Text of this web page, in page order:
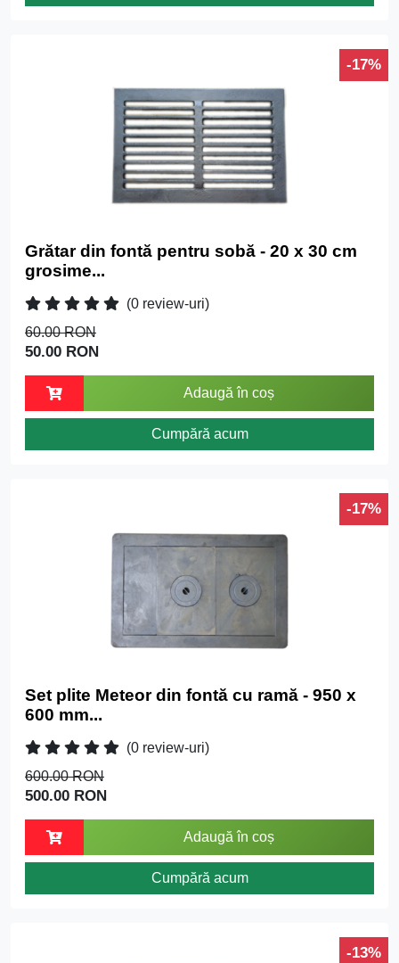
-17%
Grătar din fontă pentru sobă - 20 x 30 cm
grosime...
(0 review-uri)
60.00 RON
50.00 RON
Adaugă în coș
Cumpără acum
-17%
Set plite Meteor din fontă cu ramă - 950 x
600 mm...
(0 review-uri)
600.00 RON
500.00 RON
Adaugă în coș
Cumpără acum
-13%